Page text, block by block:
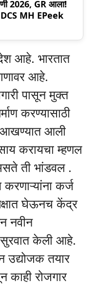
2026, GR आला!
DCS MH EPeek
आहे. भारतात
आहे.
पासून मुक्त
करण्यासाठी
आली
करायचा म्हणल
ती भांडवल .
कर्ज
घेऊनच केंद्र
नवीन
सुरवात केली आहे.
उद्योजक तयार
काही रोजगार